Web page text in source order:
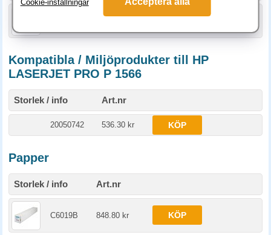
Kompatibla / Miljöprodukter till HP
LASERJET PRO P 1566
Storlek / info Art.nr
20050742 536.30 kr KÖP
Papper
Storlek / info Art.nr
C6019B 848.80 kr KÖP
Cookie-inställningar